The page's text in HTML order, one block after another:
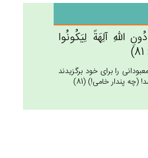
الله‌ِ آلِهَة‌ً لِيَكُونُوا
را براى خود برگزيدند
(چه پندار خامى!) (81)